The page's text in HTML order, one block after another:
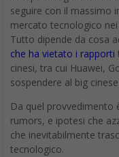
seguire con il massimo
mercato tecnologico
Tutto dipende da cosa
che ha vietato i rapporti
cinesi, tra cui Huawei,
sospendere al big
Da quel provvedimento
rumors, e ipotesi che
che inevitabilmente
tecnologico.